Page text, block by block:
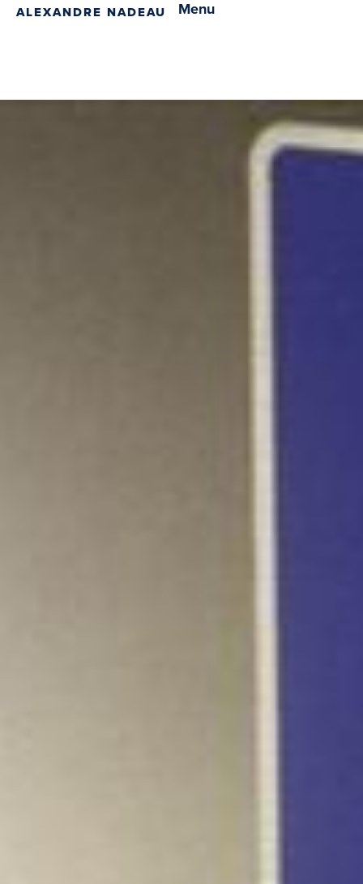
ALEXANDRE NADEAU Menu